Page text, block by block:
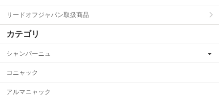
リードオフジャパン取扱商品
カテゴリ
シャンパーニュ
コニャック
アルマニャック